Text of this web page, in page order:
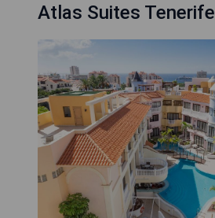
Atlas Suites Tenerife